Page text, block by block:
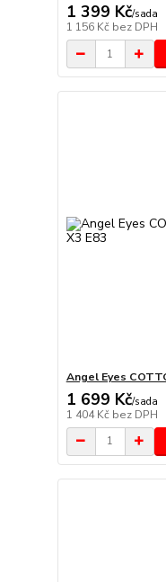
1 399 Kč/sada
1 156 Kč bez DPH
Angel Eyes
1 699 Kč/sada
1 404 Kč bez DPH